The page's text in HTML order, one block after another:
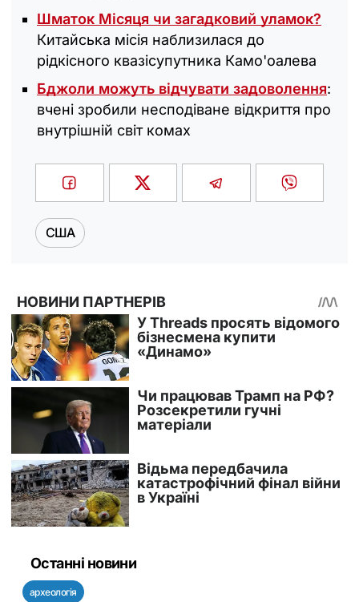
Шматок Місяця чи загадковий уламок?
Китайська місія наблизилася до
рідкісного квазісупутника Камо'оалева
Бджоли можуть відчувати задоволення:
вчені зробили несподіване відкриття про
внутрішній світ комах
США
Останні новини
археологія